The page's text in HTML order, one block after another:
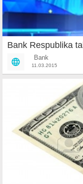
Bank Respublika
Bank
11.03.2015